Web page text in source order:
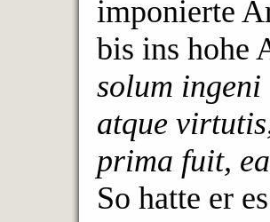
imponierte
bis ins hohe
solum
atque
prima fuit,
So hatte er